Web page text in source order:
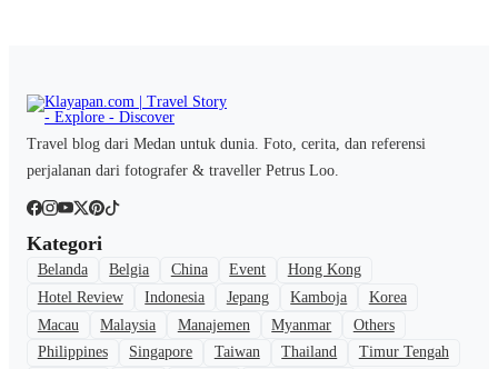
Travel blog dari Medan untuk dunia. Foto, cerita, dan referensi
perjalanan dari fotografer & traveller Petrus Loo.
Kategori
Belanda Belgia China Event
Hong Kong
Hotel Review
Indonesia Jepang Kamboja
Korea
Macau
Malaysia Manajemen Myanmar
Others
Philippines
Singapore Taiwan Thailand Timur Tengah